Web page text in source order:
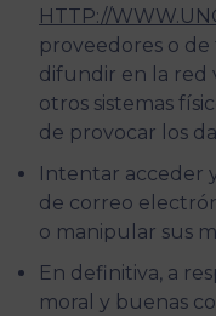
HTTP://
proveedores o
difundir en la red
otros sistemas
de provocar los
Intentar acceder
de correo
o manipular sus
En definitiva, a
moral y buenas